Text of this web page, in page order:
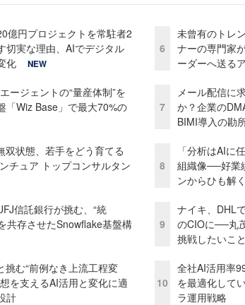
億円プロジェクトを常駐者2
切実な理由、AIでデジタル
化
NEW
ージェントの“量産体制”を
Wiz Base」で最大70%の
双状態、若手をどう育てる
チュア トップコンサルタン
信託銀行が挑む、“統
共存させたSnowflake基盤構
挑む“前例なき上流工程変
を支えるAI活用と変化に適
計
6
未曾有のトレ
ナーの専門家
ーダーへ送る
7
メール配信に
か？企業の
BIMI導入の勘
8
「分析はAIに
組織像──好業
ンからひも解く
9
ナイキ、DHL
のCIOに──丸
挑戦したいこと
10
全社AI活用率
を最適化して
ラ運用戦略